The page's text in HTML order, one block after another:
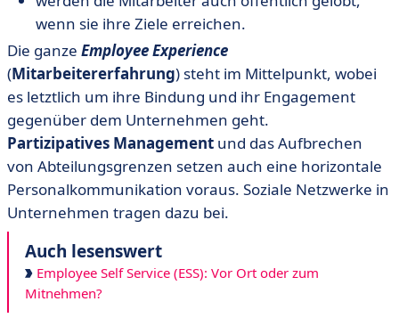
wenn sie ihre Ziele erreichen.
Die ganze Employee Experience
(Mitarbeitererfahrung) steht im Mittelpunkt, wobei
es letztlich um ihre Bindung und ihr Engagement
gegenüber dem Unternehmen geht.
Partizipatives Management und das Aufbrechen
von Abteilungsgrenzen setzen auch eine horizontale
Personalkommunikation voraus. Soziale Netzwerke in
Unternehmen tragen dazu bei.
Auch lesenswert
Employee Self Service (ESS): Vor Ort oder zum
Mitnehmen?